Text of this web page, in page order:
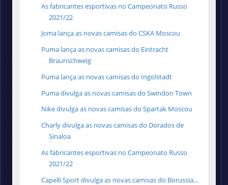
As fabricantes esportivas no Campeonato Russo
2021/22
Joma lança as novas camisas do CSKA Moscou
Puma lança as novas camisas do Eintracht
Braunschweig
Puma lança as novas camisas do Ingolstadt
Puma divulga as novas camisas do Swindon Town
Nike divulga as novas camisas do Spartak Moscou
Charly divulga as novas camisas do Dorados de
Sinaloa
As fabricantes esportivas no Campeonato Russo
2021/22
Capelli Sport divulga as novas camisas do Borussia...